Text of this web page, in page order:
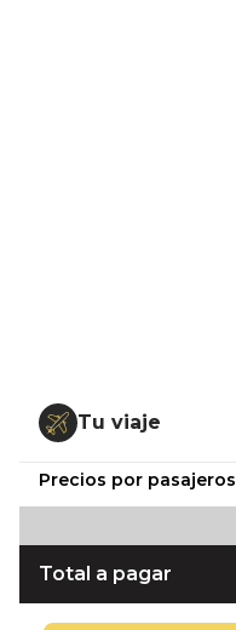
Tu viaje
Precios por pasajeros
Total a pagar